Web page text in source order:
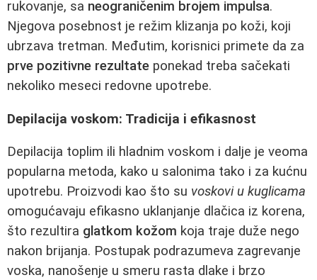
rukovanje, sa neograničenim brojem impulsa.
Njegova posebnost je režim klizanja po koži, koji
ubrzava tretman. Međutim, korisnici primete da za
prve pozitivne rezultate ponekad treba sačekati
nekoliko meseci redovne upotrebe.
Depilacija voskom: Tradicija i efikasnost
Depilacija toplim ili hladnim voskom i dalje je veoma
popularna metoda, kako u salonima tako i za kućnu
upotrebu. Proizvodi kao što su voskovi u kuglicama
omogućavaju efikasno uklanjanje dlačica iz korena,
što rezultira glatkom kožom koja traje duže nego
nakon brijanja. Postupak podrazumeva zagrevanje
voska, nanošenje u smeru rasta dlake i brzo